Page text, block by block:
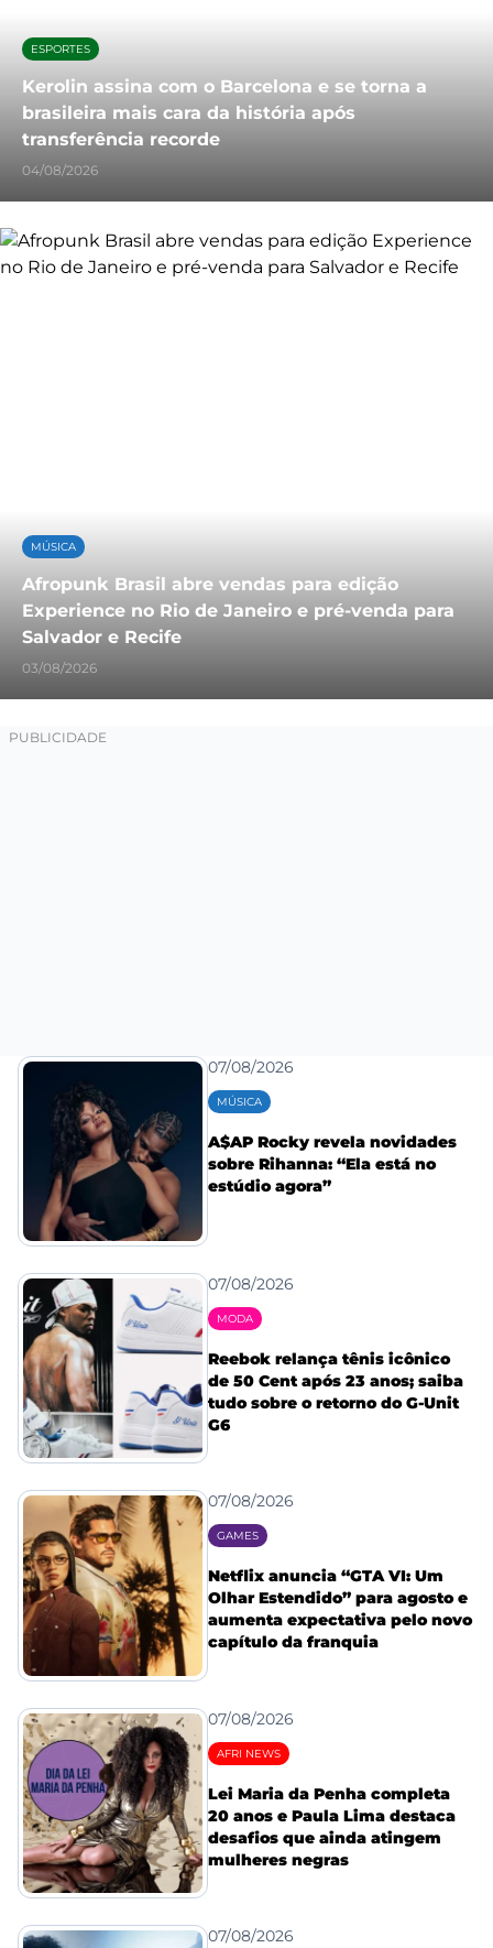
ESPORTES
Kerolin assina com o Barcelona e se torna a
brasileira mais cara da história após
transferência recorde
04/08/2026
MÚSICA
Afropunk Brasil abre vendas para edição
Experience no Rio de Janeiro e pré-venda para
Salvador e Recife
03/08/2026
07/08/2026
MÚSICA
A$AP Rocky revela novidades
sobre Rihanna: “Ela está no
estúdio agora”
07/08/2026
MODA
Reebok relança tênis icônico
de 50 Cent após 23 anos; saiba
tudo sobre o retorno do G-Unit
G6
07/08/2026
GAMES
Netflix anuncia “GTA VI: Um
Olhar Estendido” para agosto e
aumenta expectativa pelo novo
capítulo da franquia
07/08/2026
AFRI NEWS
Lei Maria da Penha completa
20 anos e Paula Lima destaca
desafios que ainda atingem
mulheres negras
07/08/2026